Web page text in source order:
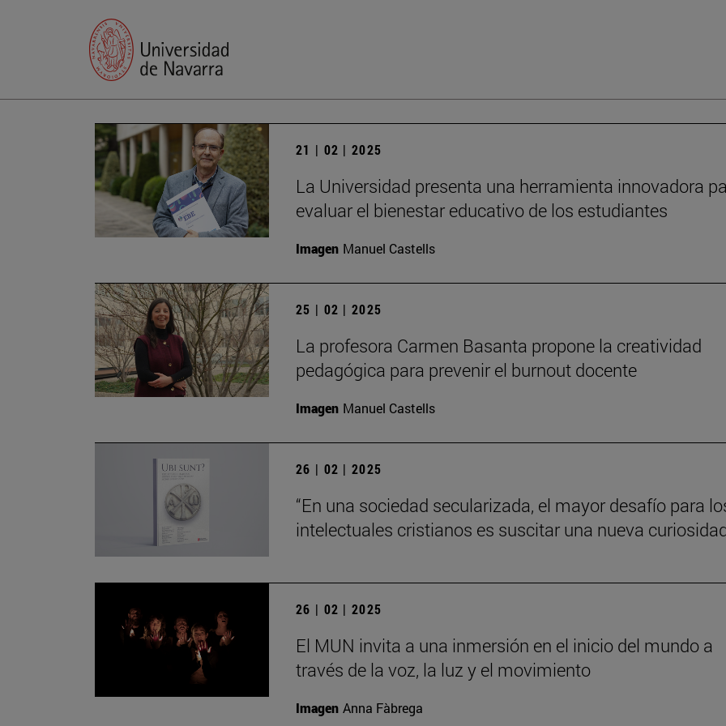
21 | 02 | 2025
La Universidad presenta una herramienta innovadora
evaluar el bienestar educativo de los estudiantes
Imagen Manuel Castells
25 | 02 | 2025
La profesora Carmen Basanta propone la creatividad
pedagógica para prevenir el burnout docente
Imagen Manuel Castells
26 | 02 | 2025
“En una sociedad secularizada, el mayor desafío para
intelectuales cristianos es suscitar una nueva
26 | 02 | 2025
El MUN invita a una inmersión en el inicio del mundo a
través de la voz, la luz y el movimiento
Imagen Anna Fàbrega